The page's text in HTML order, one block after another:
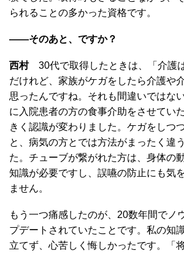
られることの多かった資格です。
――そのあと、ですか？
西村30代で取得したときは、「介護
だけれど、家族がケガをしたら介護や
思ったんですね。それも間違いではな
に入院患者の方の食事介助をさせてい
きく認識が変わりました。ケガをしつ
と、病気の方とでは方法がまったく違
た。チューブが繋がれた方は、身体の
知識が必要ですし、誤嚥の防止にも気
ません。
もう一つ痛感したのが、20数年間でノ
プデートされていたことです。私の知
立てず、心苦しく悔しかったです。「